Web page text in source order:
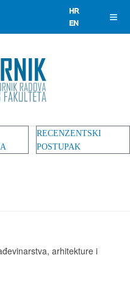
RECENZENTSKI
POSTUPAK
arhitekture i